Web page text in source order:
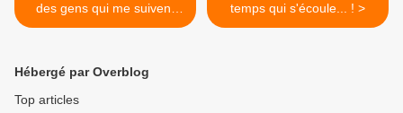
des gens qui me suivent
dans le monde entier...
temps qui s'écoule... ! >
Hébergé par Overblog
Top articles